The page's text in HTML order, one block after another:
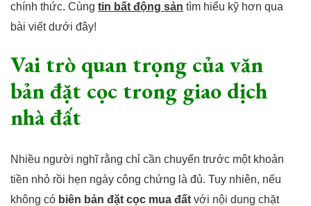
chính thức. Cùng tin bất động sản tìm hiểu kỹ hơn qua
bài viết dưới đây!
Vai trò quan trọng của văn
bản đặt cọc trong giao dịch
nhà đất
Nhiều người nghĩ rằng chỉ cần chuyển trước một khoản
tiền nhỏ rồi hẹn ngày công chứng là đủ. Tuy nhiên, nếu
không có biên bản đặt cọc mua đất với nội dung chặt